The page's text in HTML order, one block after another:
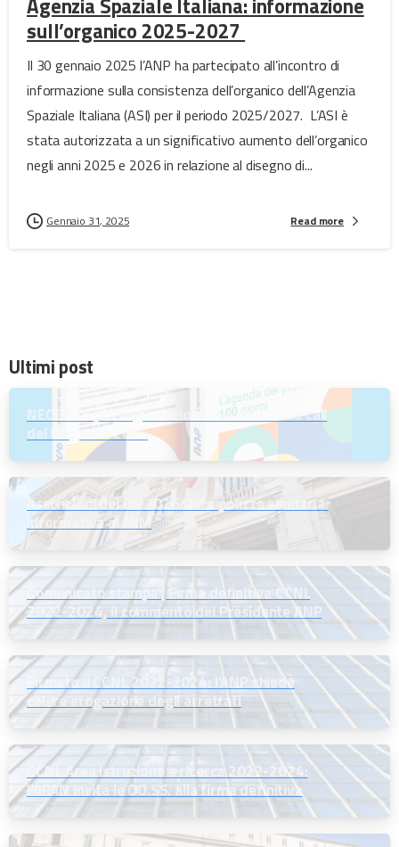
Agenzia Spaziale Italiana: informazione
sull’organico 2025-2027
Il 30 gennaio 2025 l’ANP ha partecipato all’incontro di
informazione sulla consistenza dell’organico dell’Agenzia
Spaziale Italiana (ASI) per il periodo 2025/2027. L’ASI è
stata autorizzata a un significativo aumento dell’organico
negli anni 2025 e 2026 in relazione al disegno di...
Gennaio 31, 2025 Read more
Ultimi post
NEODS26 | La registrazione e le slide della call
del 6 agosto 2026
Assunzioni dei DS 2026/27 e polizza sanitaria:
informativa al MIM
Comunicato stampa | Firma definitiva CCNL
2022-2024, il commento del Presidente ANP
Firmato il CCNL 2022-2024: l’ANP chiede
celere erogazione degli arretrati
CCNL Area istruzione e ricerca 2022-2024:
l’ARAN invita le OO.SS. alla firma definitiva